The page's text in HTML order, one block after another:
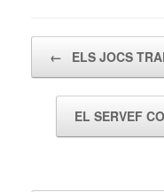
← ELS JOCS
EL SERVEF